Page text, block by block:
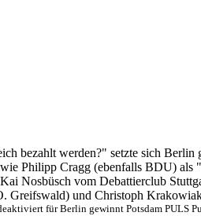
bezahlt werden?" setzte sich
Philipp Cragg (ebenfalls BDU)
Nosbüsch vom Debattierclub
und Christoph
für Berlin gewinnt Potsdam PULS